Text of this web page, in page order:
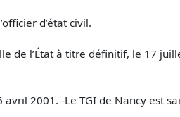
d’état civil.
de l’État à titre définitif, le 17
2001. -Le TGI de Nancy est